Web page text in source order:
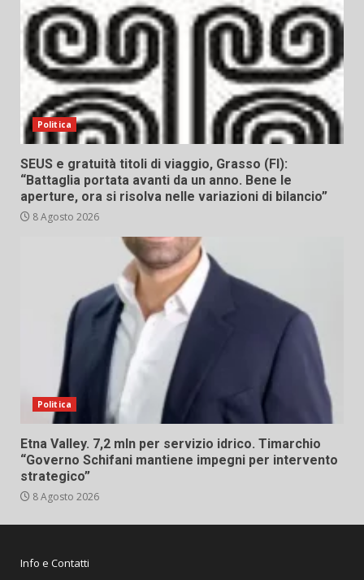
Politica
SEUS e gratuità titoli di viaggio, Grasso (FI):
“Battaglia portata avanti da un anno. Bene le
aperture, ora si risolva nelle variazioni di bilancio”
8 Agosto 2026
Politica
Etna Valley. 7,2 mln per servizio idrico. Timarchio
“Governo Schifani mantiene impegni per intervento
strategico”
8 Agosto 2026
Info e Contatti